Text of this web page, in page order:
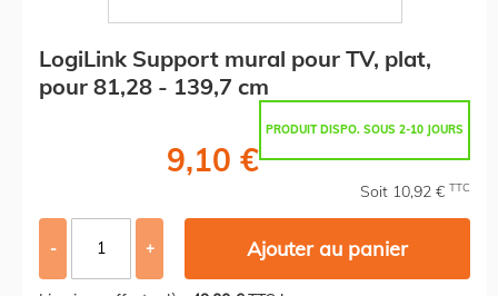
LogiLink Support mural pour TV, plat,
pour 81,28 - 139,7 cm
PRODUIT DISPO. SOUS 2-10 JOURS
9,10 €
Soit 10,92 € TTC
- + Ajouter au panier